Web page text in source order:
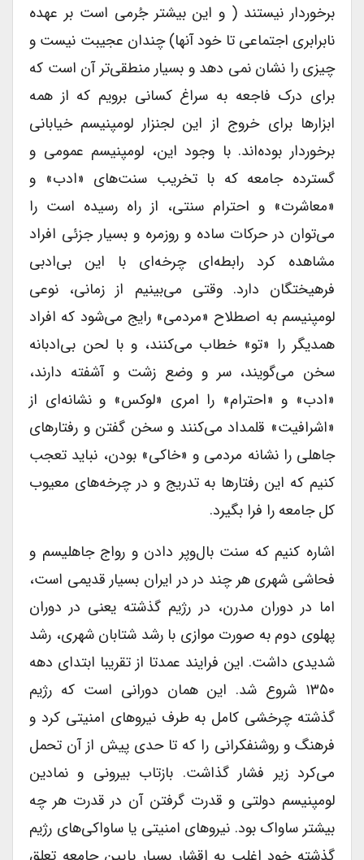
برخوردار نیستند ( و این بیشتر جُرمی است بر عهده
نابرابری اجتماعی تا خود آنها) چندان عجیبت نیست و
چیزی را نشان نمی دهد و بسیار منطقی‌تر آن است که
برای درک فاجعه به سراغ کسانی برویم که از همه
ابزارها برای خروج از این لجنزار لومپنیسم خیابانی
برخوردار بوده‌اند. با وجود این، لومپنیسم عمومی و
گسترده جامعه که با تخریب سنت‌های «ادب» و
«معاشرت» و احترام سنتی، از راه رسیده است را
می‌توان در حرکات ساده و روزمره و بسیار جزئی افراد
مشاهده کرد رابطه‌ای چرخه‌ای با این بی‌ادبی
فرهیختگان دارد. وقتی می‌بینیم از زمانی، نوعی
لومپنیسم به اصطلاح «مردمی» رایج می‌شود که افراد
همدیگر را «تو» خطاب می‌کنند، و با لحن بی‌ادبانه
سخن می‌گویند، سر و وضع زشت و آشفته دارند،
«ادب» و «احترام» را امری «لوکس» و نشانه‌ای از
«اشرافیت» قلمداد می‌کنند و سخن گفتن و رفتارهای
جاهلی را نشانه مردمی و «خاکی» بودن، نباید تعجب
کنیم که این رفتارها به تدریج و در چرخه‌های معیوب
کل جامعه را فرا بگیرد.
اشاره کنیم که سنت بال‌و‌پر دادن و رواج جاهلیسم و
فحاشی شهری هر چند در در ایران بسیار قدیمی است،
اما در دوران مدرن، در رژیم گذشته یعنی در دوران
پهلوی دوم به صورت موازی با رشد شتابان شهری، رشد
شدیدی داشت. این فرایند عمدتا از تقریبا ابتدای دهه
۱۳۵۰ شروع شد. این همان دورانی است که رژیم
گذشته چرخشی کامل به طرف نیروهای امنیتی کرد و
فرهنگ و روشنفکرانی را که تا حدی پیش از آن تحمل
می‌کرد زیر فشار گذاشت. بازتاب بیرونی و نمادین
لومپنیسم دولتی و قدرت گرفتن آن در قدرت هر چه
بیشتر ساواک بود. نیروهای امنیتی یا ساواکی‌های رژیم